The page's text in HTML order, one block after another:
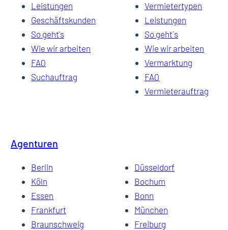
Leistungen
Geschäftskunden
So geht's
Wie wir arbeiten
FAQ
Suchauftrag
Vermietertypen
Leistungen
So geht`s
Wie wir arbeiten
Vermarktung
FAQ
Vermieterauftrag
Agenturen
Berlin
Düsseldorf
Köln
Bochum
Essen
Bonn
Frankfurt
München
Braunschweig
Freiburg